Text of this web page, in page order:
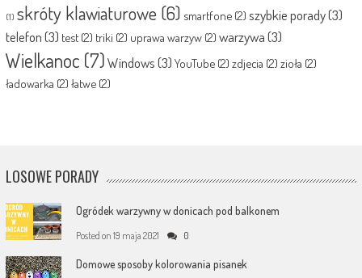
(1) skróty klawiaturowe (6) smartfone(2) szybkie porady(3)
telefon(3) test(2) triki (2) uprawa warzyw(2) warzywa(3)
Wielkanoc (7)Windows(3) YouTube(2) zdjecia (2) zioła (2)
ładowarka (2) łatwe(2)
LOSOWE PORADY
Ogródek warzywny w donicach pod balkonem
Posted on 19 maja 2021 0
Domowe sposoby kolorowania pisanek